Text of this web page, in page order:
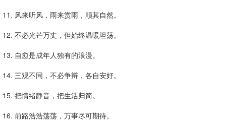
11. 风来听风，雨来赏雨，顺其自然。
12. 不必光芒万丈，但始终温暖坦荡。
13. 自愈是成年人独有的浪漫。
14. 三观不同，不必争辩，各自安好。
15. 把情绪静音，把生活归简。
16. 前路浩浩荡荡，万事尽可期待。